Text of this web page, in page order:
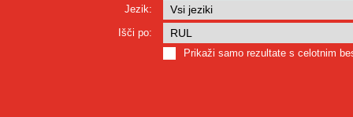
Jezik:
Išči po:
Prikaži samo rezultate s celotnim